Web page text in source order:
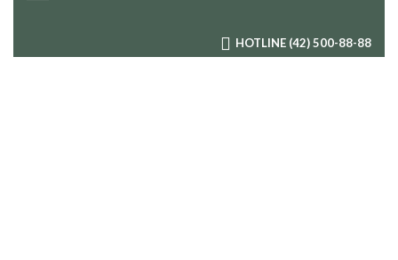
HOTLINE (42) 500-88-88